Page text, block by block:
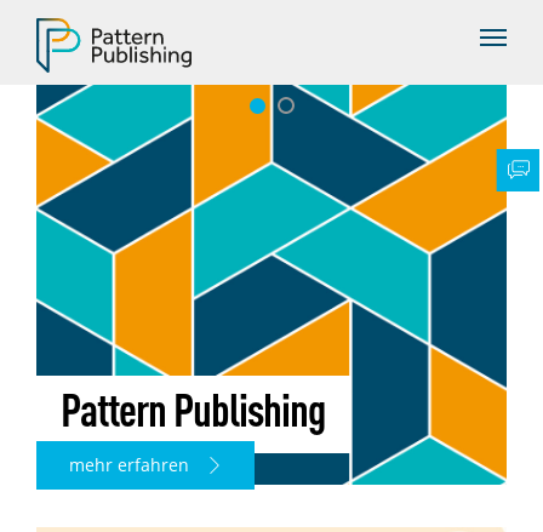
Pattern Publishing
mehr erfahren
ANGEBOT